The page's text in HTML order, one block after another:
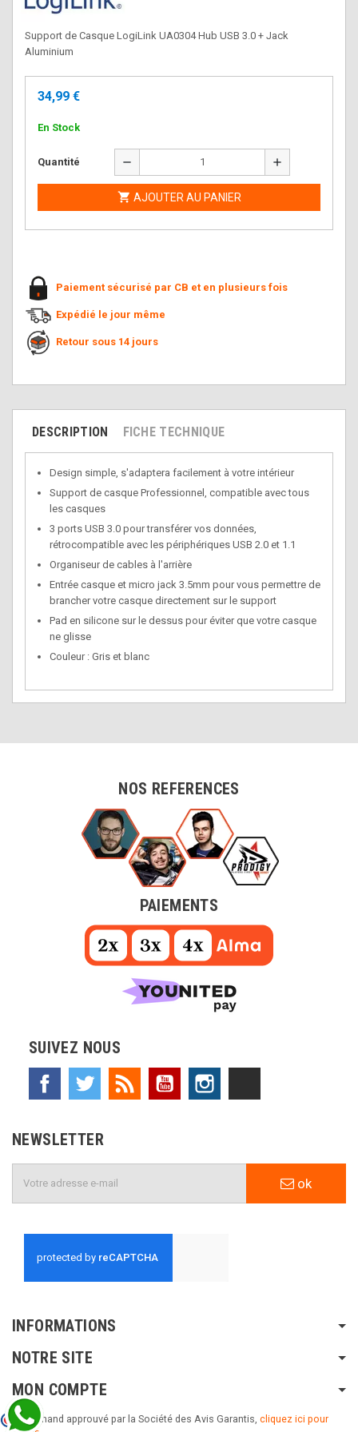
Support de Casque LogiLink UA0304 Hub USB 3.0 + Jack
Aluminium
34,99 €
En Stock
Quantité remove add
 AJOUTER AU PANIER
Paiement sécurisé par CB et en plusieurs fois
Expédié le jour même
Retour sous 14 jours
DESCRIPTION FICHE TECHNIQUE
Design simple, s'adaptera facilement à votre intérieur
Support de casque Professionnel, compatible avec tous
les casques
3 ports USB 3.0 pour transférer vos données,
rétrocompatible avec les périphériques USB 2.0 et 1.1
Organiseur de cables à l'arrière
Entrée casque et micro jack 3.5mm pour vous permettre de
brancher votre casque directement sur le support
Pad en silicone sur le dessus pour éviter que votre casque
ne glisse
Couleur : Gris et blanc
NOS REFERENCES
PAIEMENTS
SUIVEZ NOUS
Facebook Twitter Rss YouTube
NEWSLETTER
ok
INFORMATIONS
NOTRE SITE
MON COMPTE
Marchand approuvé par la Société des Avis Garantis, cliquez ici pour